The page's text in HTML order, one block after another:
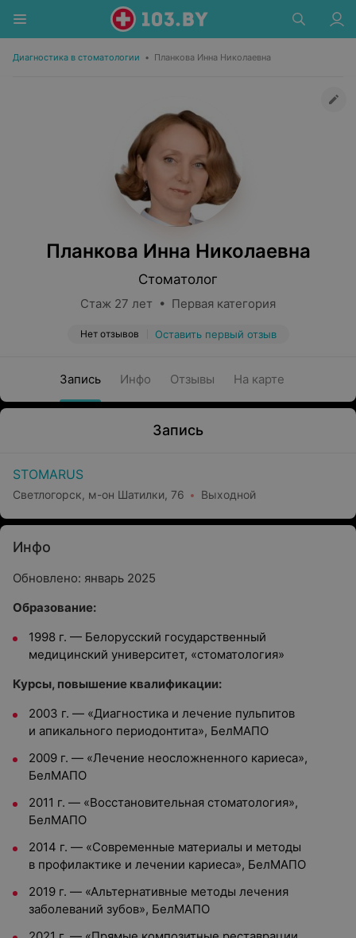
Диагностика в стоматологии • Планкова Инна Николаевна
Планкова Инна Николаевна
Стоматолог
Стаж 27 лет • Первая категория
Нет отзывов Оставить первый отзыв
Запись Инфо Отзывы На карте
Запись
STOMARUS
Светлогорск, м-он Шатилки, 76 Выходной
Инфо
Обновлено: январь 2025
Образование:
1998 г. — Белорусский государственный
медицинский университет, «стоматология»
Курсы, повышение квалификации:
2003 г. — «Диагностика и лечение пульпитов
и апикального периодонтита», БелМАПО
2009 г. — «Лечение неосложненного кариеса»,
БелМАПО
2011 г. — «Восстановительная стоматология»,
БелМАПО
2014 г. — «Современные материалы и методы
в профилактике и лечении кариеса», БелМАПО
2019 г. — «Альтернативные методы лечения
заболеваний зубов», БелМАПО